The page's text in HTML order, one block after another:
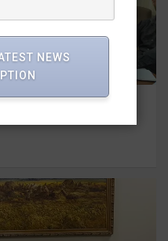
आवास योजना (शहरी) की
NEWS